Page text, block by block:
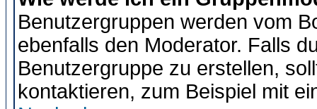
Benutzergruppen werden vom
ebenfalls den Moderator. Falls
Benutzergruppe zu erstellen,
kontaktieren, zum Beispiel mit